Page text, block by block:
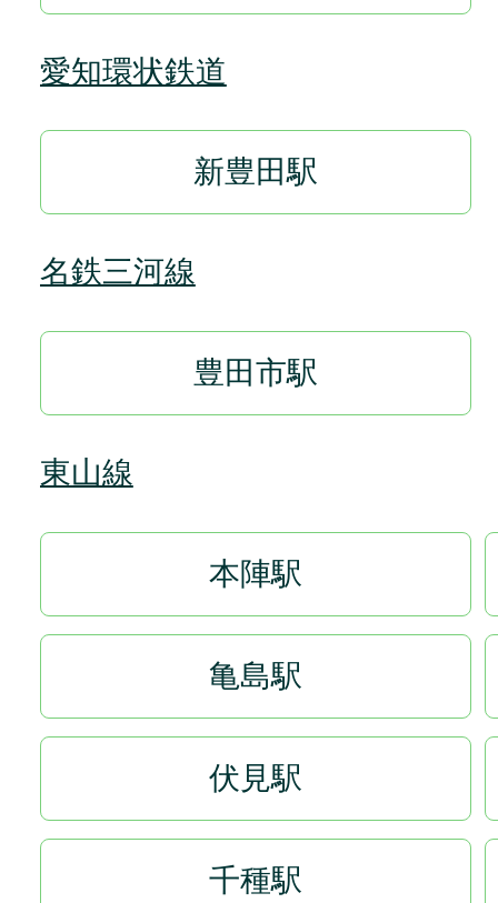
愛知環状鉄道
新豊田駅
名鉄三河線
豊田市駅
東山線
本陣駅
亀島駅
伏見駅
千種駅